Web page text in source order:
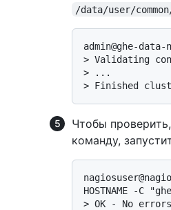
/data/user/
> Validating
>
...
> Finished
Чтобы
команду,
> OK - No